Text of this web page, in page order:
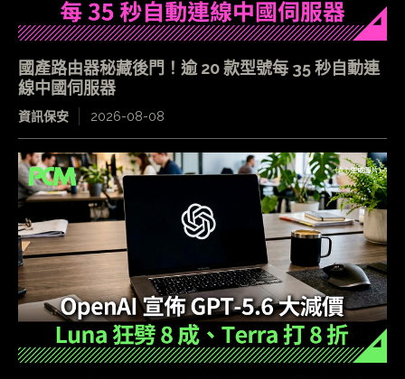
國產路由器秘藏後門！逾 20 款型號每 35 秒自動連
線中國伺服器
資訊保安 2026-08-08